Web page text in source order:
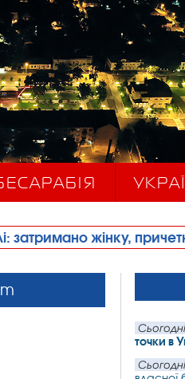
до його
точки в